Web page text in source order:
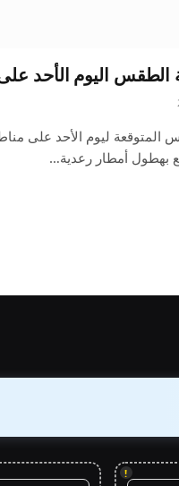
اليوم الأحد
ليوم الأحد على
بهطول أمطار رعدية…
!